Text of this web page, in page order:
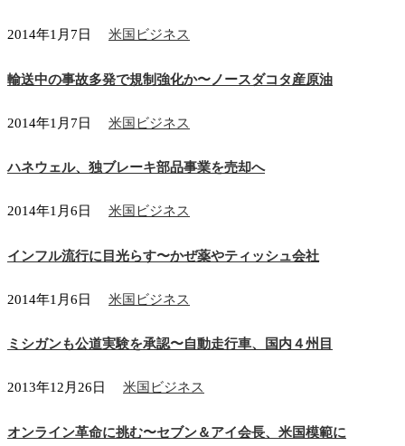
2014年1月7日 米国ビジネス
輸送中の事故多発で規制強化か〜ノースダコタ産原油
2014年1月7日 米国ビジネス
ハネウェル、独ブレーキ部品事業を売却へ
2014年1月6日 米国ビジネス
インフル流行に目光らす〜かぜ薬やティッシュ会社
2014年1月6日 米国ビジネス
ミシガンも公道実験を承認〜自動走行車、国内４州目
2013年12月26日 米国ビジネス
オンライン革命に挑む〜セブン＆アイ会長、米国模範に